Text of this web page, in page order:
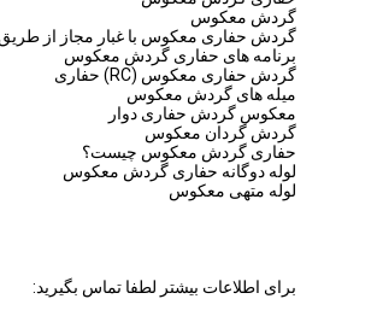
گردش معکوس
گردش حفاری معکوس با غبار مجاز از طریق
برنامه های حفاری گردش معکوس
گردش حفاری معکوس (RC) حفاری
میله های گردش معکوس
معکوس گردش حفاری دوار
گردش گردان معکوس
حفاری گردش معکوس چیست؟
لوله دوگانه حفاری گردش معکوس
لوله متهی معکوس
برای اطلاعات بیشتر لطفا تماس بگیرید: